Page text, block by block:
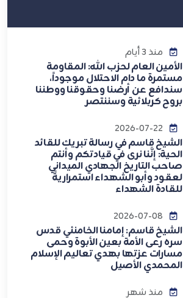
منذ 3 أيام
الأمين العام لحزب الله: المقاومة
مستمرة ما دام الاحتلال موجوداً،
سندافع عن أرضنا وحقوقنا ووطننا
بروح كربلائية وسننتصر
الشيخ قاسم في رسالة تبريك للقائد
الحية: إنَّنا نرى في قيادتكم وأنتم
صاحب التاريخ الجهادي الميداني
لعقود وأبو الشهداء استمراريةً
للقادة الشهداء
الشيخ قاسم: إمامنا الخامنئي قدس
سره رعى الأمة بعين الأبوة وحمى
مسارات عزتها بهدي تعاليم الإسلام
المحمدي الأصيل
منذ شهر